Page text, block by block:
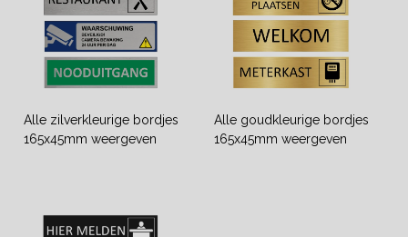
Alle zilverkleurige bordjes
165x45mm weergeven
Alle goudkleurige bordjes
165x45mm weergeven